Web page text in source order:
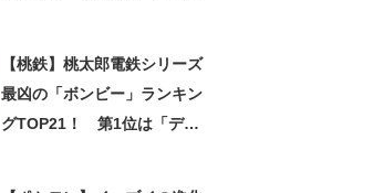
【桃鉄】桃太郎電鉄シリーズ
最凶の「ボンビー」ランキン
グTOP21！ 第1位は「デス